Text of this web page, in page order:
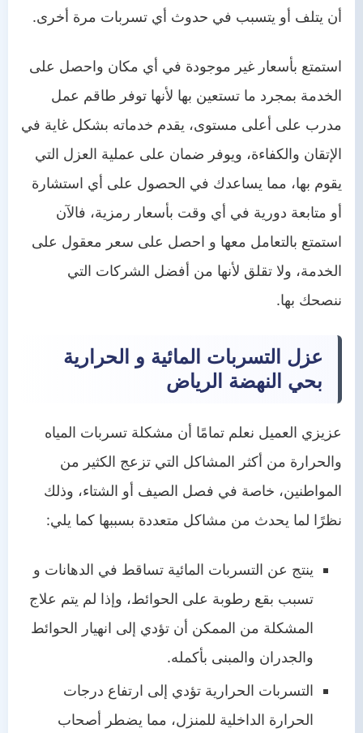
أن يتلف أو يتسبب في حدوث أي تسربات مرة أخرى.
استمتع بأسعار غير موجودة في أي مكان واحصل على
الخدمة بمجرد ما تستعين بها لأنها توفر طاقم عمل
مدرب على أعلى مستوى، يقدم خدماته بشكل غاية في
الإتقان والكفاءة، ويوفر ضمان على عملية العزل التي
يقوم بها، مما يساعدك في الحصول على أي استشارة
أو متابعة دورية في أي وقت بأسعار رمزية، فالآن
استمتع بالتعامل معها و احصل على سعر معقول على
الخدمة، ولا تقلق لأنها من أفضل الشركات التي
ننصحك بها.
عزل التسربات المائية و الحرارية
بحي النهضة الرياض
عزيزي العميل نعلم تمامًا أن مشكلة تسربات المياه
والحرارة من أكثر المشاكل التي تزعج الكثير من
المواطنين، خاصة في فصل الصيف أو الشتاء، وذلك
نظرًا لما يحدث من مشاكل متعددة بسببها كما يلي:
ينتج عن التسربات المائية تساقط في الدهانات و
تسبب بقع رطوبة على الحوائط، وإذا لم يتم علاج
المشكلة من الممكن أن تؤدي إلى انهيار الحوائط
والجدران والمبنى بأكمله.
التسربات الحرارية تؤدي إلى ارتفاع درجات
الحرارة الداخلية للمنزل، مما يضطر أصحاب